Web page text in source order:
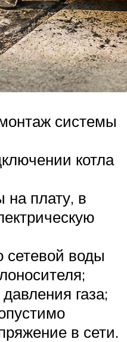
системы
котла
на плату, в
сетевой воды
газа;
в сети.